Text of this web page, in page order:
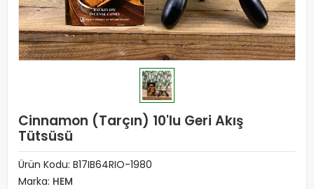
Cinnamon (Tarçın) 10'lu Geri Akış
Tütsüsü
Ürün Kodu: B17IB64RIO-1980
Marka: HEM